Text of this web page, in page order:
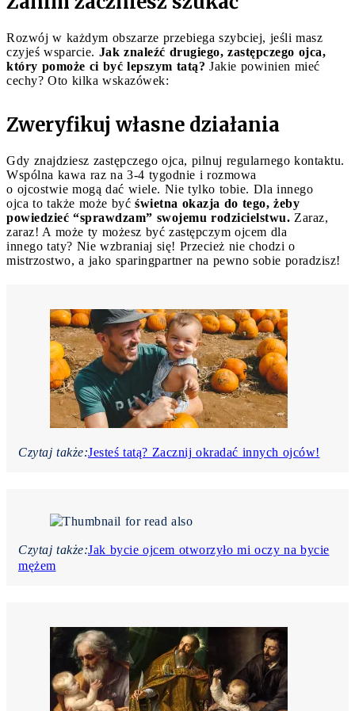
Rozwój w każdym obszarze przebiega szybciej, jeśli masz
czyjeś wsparcie. Jak znaleźć drugiego, zastępczego ojca,
który pomoże ci być lepszym tatą? Jakie powinien mieć
cechy? Oto kilka wskazówek:
Zweryfikuj własne działania
Gdy znajdziesz zastępczego ojca, pilnuj regularnego kontaktu.
Wspólna kawa raz na 3-4 tygodnie i rozmowa
o ojcostwie mogą dać wiele. Nie tylko tobie. Dla innego
ojca to także może być świetna okazja do tego, żeby
powiedzieć “sprawdzam” swojemu rodzicielstwu. Zaraz,
zaraz! A może ty możesz być zastępczym ojcem dla
innego taty? Nie wzbraniaj się! Przecież nie chodzi o
mistrzostwo, a jako sparingpartner na pewno sobie poradzisz!
Czytaj także:Jesteś tatą? Zacznij okradać innych ojców!
Czytaj także:Jak bycie ojcem otworzyło mi oczy na bycie
mężem